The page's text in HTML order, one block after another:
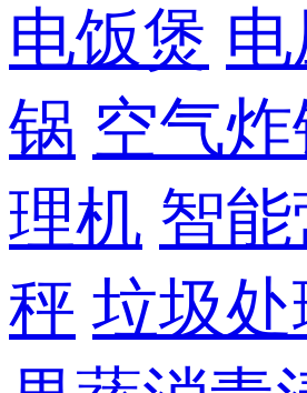
电饭煲
锅 空气炸
理机 智
秤 垃圾